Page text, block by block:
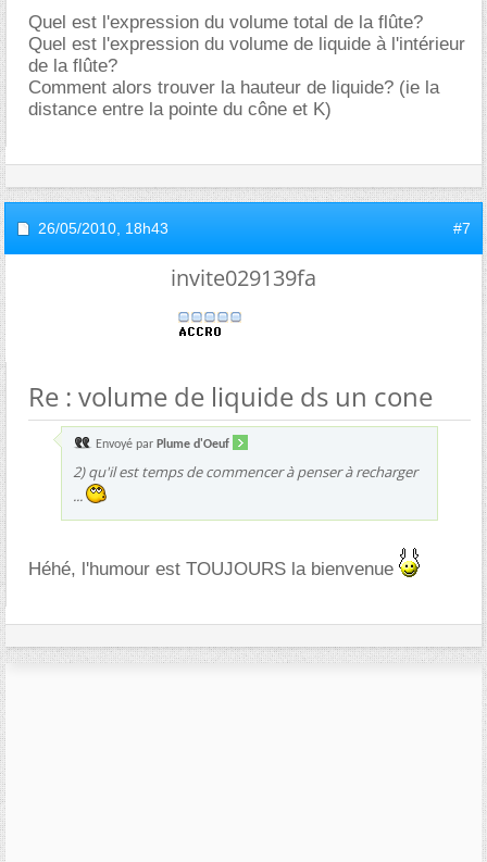
Quel est l'expression du volume total de la flûte?
Quel est l'expression du volume de liquide à l'intérieur
de la flûte?
Comment alors trouver la hauteur de liquide? (ie la
distance entre la pointe du cône et K)
26/05/2010, 18h43 #7
invite029139fa
Re : volume de liquide ds un cone
Envoyé par Plume d'Oeuf
2) qu'il est temps de commencer à penser à recharger
...
Héhé, l'humour est TOUJOURS la bienvenue